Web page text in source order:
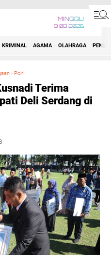
MINGGU
9 08 2026
KRIMINAL AGAMA OLAHRAGA
› Polri
Terima
Deli Serdang di